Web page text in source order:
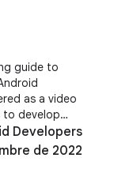
guide to
as a video
to develop
and
Developers
de 2022